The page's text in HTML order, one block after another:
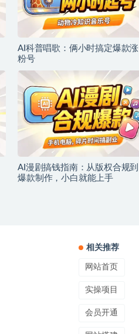
AI科普唱歌：俩小时搞定爆款涨
粉号
AI漫剧搞钱指南：从版权合规到
爆款制作，小白就能上手
相关推荐
网站首页
实操项目
会员开通